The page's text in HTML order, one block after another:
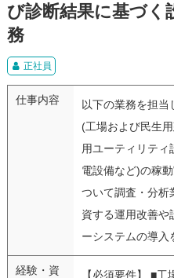
び診断結果に基づく
務
正社員
仕事内容
以下の業務を担当
(工場および民生
用ユーティリテ
電設備など)の稼
ついて調査・分析
資する運用改善や
ーシステムの導入
経験・資
【必須要件】 ■工